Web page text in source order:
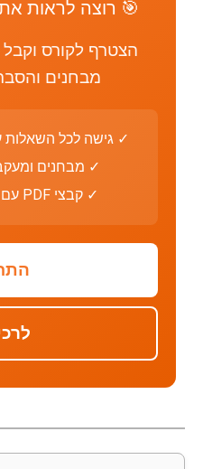
🎯 רוצה לראות
הצטרף לקורס
מבחנים
✓ גישה לכל
✓ מבחנים
✓ קבצי PDF עם פתרונות מלאים